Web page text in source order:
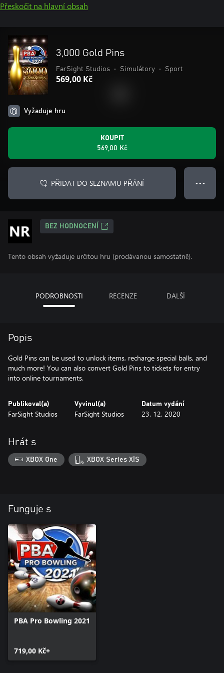
Přeskočit na hlavní obsah
3,000 Gold Pins
FarSight Studios • Simulátory • Sport
569,00 Kč
Vyžaduje hru
KOUPIT
569,00 Kč
PŘIDAT DO SEZNAMU PŘÁNÍ ● ● ●
BEZ HODNOCENÍ
Tento obsah vyžaduje určitou hru (prodávanou samostatně).
PODROBNOSTI RECENZE DALŠÍ
Popis
Gold Pins can be used to unlock items, recharge special balls, and
much more! You can also convert Gold Pins to tickets for entry
into online tournaments.
Publikoval(a)
FarSight Studios
Vyvinul(a)
FarSight Studios
Datum vydání
23. 12. 2020
Hrát s
XBOX One XBOX Series X|S
Funguje s
PBA Pro Bowling 2021
719,00 Kč+